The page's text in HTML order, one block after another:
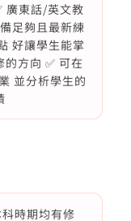
東話/英文教
足夠且最新練
好讓學生能掌
方向 ✅ 可在
並分析學生的
時期均有修